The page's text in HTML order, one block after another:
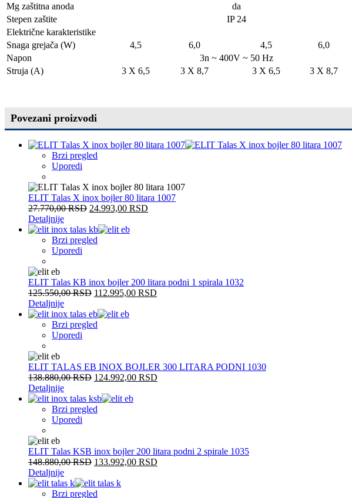
Mg zaštitna anoda
da
Stepen zaštite
IP 24
Električne karakteristike
Snaga grejača (W)
4,5 6,0 4,5
6,0
Napon
3n ~ 400V ~ 50 Hz
Struja (A)
3 X 6,5 3 X 8,7 3 X 6,5 3 X 8,7
Povezani proizvodi
Brzi pregled
Uporedi
ELIT Talas X inox bojler 80 litara 1007
27.770,00RSD 24.993,00 RSD
Detaljnije
Brzi pregled
Uporedi
ELIT Talas KB inox bojler 200 litara podni 1 spirala 1032
125.550,00RSD 112.995,00 RSD
Detaljnije
Brzi pregled
Uporedi
ELIT TALAS EB INOX BOJLER 300 LITARA PODNI 1030
138.880,00RSD 124.992,00 RSD
Detaljnije
Brzi pregled
Uporedi
ELIT Talas KSB inox bojler 200 litara podni 2 spirale 1035
148.880,00RSD 133.992,00 RSD
Detaljnije
Brzi pregled